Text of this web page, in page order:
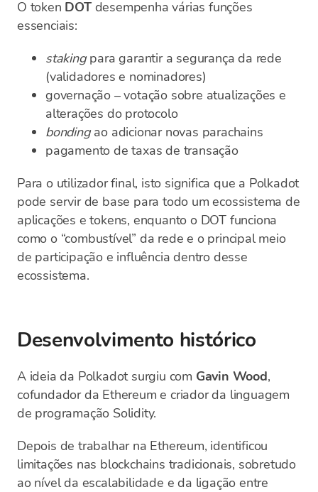
O token DOTdesempenha várias funções
essenciais:
stakingpara garantir a segurança da rede
(validadores e nominadores)
governação – votação sobre atualizações e
alterações do protocolo
bondingao adicionar novas parachains
pagamento de taxas de transação
Para o utilizador final, isto significa que a Polkadot
pode servir de base para todo um ecossistema de
aplicações e tokens, enquanto o DOT funciona
como o “combustível” da rede e o principal meio
de participação e influência dentro desse
ecossistema.
Desenvolvimento histórico
A ideia da Polkadot surgiu com Gavin Wood,
cofundador da Ethereum e criador da linguagem
de programação Solidity.
Depois de trabalhar na Ethereum, identificou
limitações nas blockchains tradicionais, sobretudo
ao nível da escalabilidade e da ligação entre